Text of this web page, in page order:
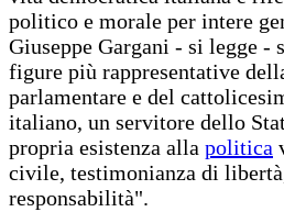
politico e morale per intere
Giuseppe Gargani - si legge -
figure più rappresentative
parlamentare e del
italiano, un servitore dello
propria esistenza alla politica
civile, testimonianza di
responsabilità".